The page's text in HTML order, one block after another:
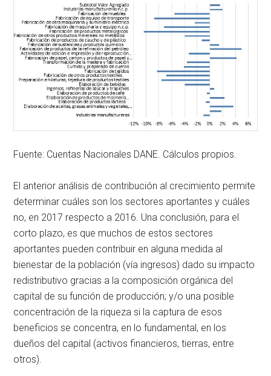
Fuente: Cuentas Nacionales DANE. Cálculos propios.
El anterior análisis de contribución al crecimiento permite
determinar cuáles son los sectores aportantes y cuáles
no, en 2017 respecto a 2016. Una conclusión, para el
corto plazo, es que muchos de estos sectores
aportantes pueden contribuir en alguna medida al
bienestar de la población (vía ingresos) dado su impacto
redistributivo gracias a la composición orgánica del
capital de su función de producción; y/o una posible
concentración de la riqueza si la captura de esos
beneficios se concentra, en lo fundamental, en los
dueños del capital (activos financieros, tierras, entre
otros).